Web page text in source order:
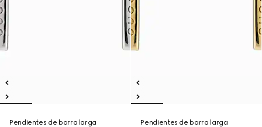
Pendientes de barra larga
Pendientes de barra larga